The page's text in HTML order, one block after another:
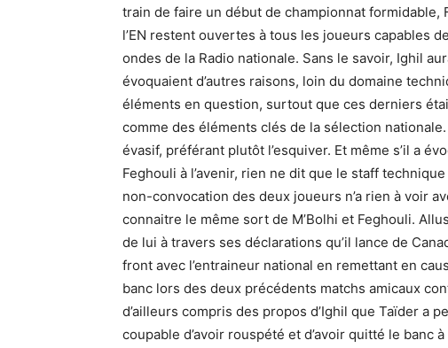
train de faire un début de championnat formidable,
l’EN restent ouvertes à tous les joueurs capables
ondes de la Radio nationale. Sans le savoir, Ighil
évoquaient d’autres raisons, loin du domaine
éléments en question, surtout que ces derniers
comme des éléments clés de la sélection
évasif, préférant plutôt l’esquiver. Et même s’il a
Feghouli à l’avenir, rien ne dit que le staff
non-convocation des deux joueurs n’a rien à voir
connaitre le même sort de M’Bolhi et Feghouli.
de lui à travers ses déclarations qu’il lance de
front avec l’entraineur national en remettant en
banc lors des deux précédents matchs amicaux
d’ailleurs compris des propos d’Ighil que Taïder a
coupable d’avoir rouspété et d’avoir quitté le banc